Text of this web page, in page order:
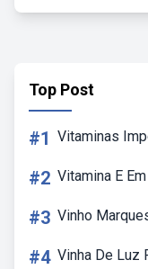
Top Post
#1 Vitaminas
#2 Vitamina E
#3 Vinho
#4 Vinha De Luz